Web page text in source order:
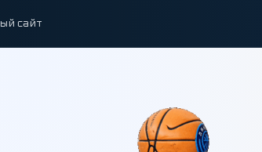
сайт